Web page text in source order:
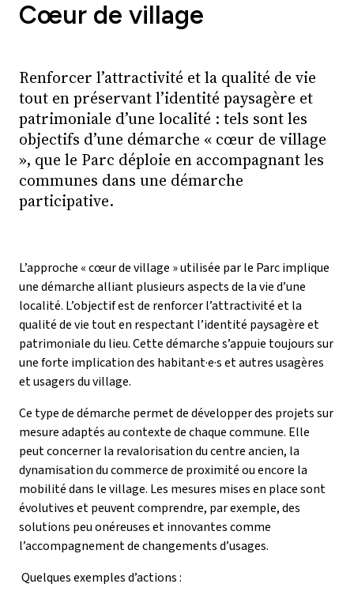
Cœur de village
Renforcer l’attractivité et la qualité de vie
tout en préservant l’identité paysagère et
patrimoniale d’une localité : tels sont les
objectifs d’une démarche « cœur de village
», que le Parc déploie en accompagnant les
communes dans une démarche
participative.
L’approche « cœur de village » utilisée par le Parc implique
une démarche alliant plusieurs aspects de la vie d’une
localité. L’objectif est de renforcer l’attractivité et la
qualité de vie tout en respectant l’identité paysagère et
patrimoniale du lieu. Cette démarche s’appuie toujours sur
une forte implication des habitant·e·s et autres usagères
et usagers du village.
Ce type de démarche permet de développer des projets sur
mesure adaptés au contexte de chaque commune. Elle
peut concerner la revalorisation du centre ancien, la
dynamisation du commerce de proximité ou encore la
mobilité dans le village. Les mesures mises en place sont
évolutives et peuvent comprendre, par exemple, des
solutions peu onéreuses et innovantes comme
l’accompagnement de changements d’usages.
Quelques exemples d’actions :